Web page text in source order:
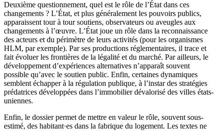
Deuxième questionnement, quel est le rôle de l’État dans ces
changements ? L’État, et plus généralement les pouvoirs publics,
apparaissent tour à tour soutiens, observateurs ou aveugles aux
changements à l’œuvre. L’État joue un rôle dans la reconnaissance
des acteurs et du périmètre de leurs activités (pour les organismes
HLM, par exemple). Par ses productions réglementaires, il trace et
fait évoluer les frontières de la légalité et du marché. Par ailleurs, le
développement d’expériences alternatives n’apparaît souvent
possible qu’avec le soutien public. Enfin, certaines dynamiques
semblent échapper à la régulation publique, à l’instar des stratégies
prédatrices développées dans l’immobilier dévalorisé des villes états-
uniennes.
Enfin, le dossier permet de mettre en valeur le rôle, souvent sous-
estimé, des habitant·es dans la fabrique du logement. Les textes ne